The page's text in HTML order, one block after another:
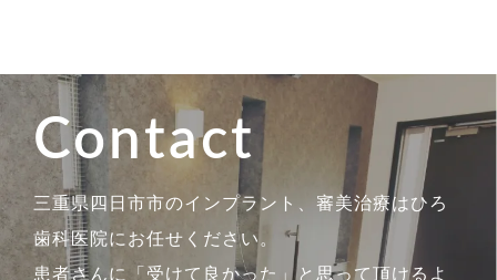
Contact
三重県四日市市のインプラント、審美治療はひろ
歯科医院にお任せください。
患者さんに「受けて良かった」と思って頂けるよ